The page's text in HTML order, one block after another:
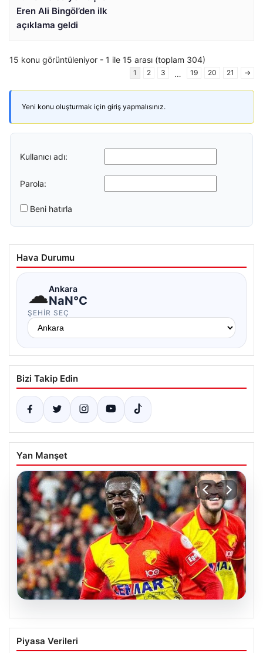
Eren Ali Bingöl’den ilk
açıklama geldi
15 konu görüntüleniyor - 1 ile 15 arası (toplam 304)
1 2 3 … 19 20 21 →
Yeni konu oluşturmak için giriş yapmalısınız.
Kullanıcı adı:
Parola:
Beni hatırla
Hava Durumu
☁Ankara
NaN°C
ŞEHIR SEÇ
Bizi Takip Edin
Yan Manşet
07.08.2026
Göztepe para basacak! Yine dev satış
geliyor
Piyasa Verileri